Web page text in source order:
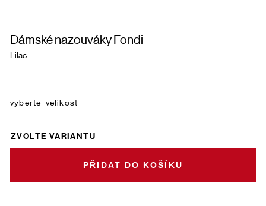
Dámské nazouváky Fondi
Lilac
velikost
ZVOLTE VARIANTU
DO KOŠÍKU